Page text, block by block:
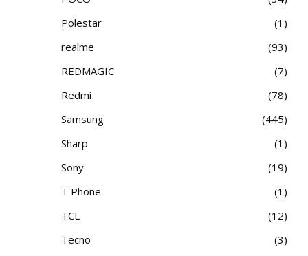
Polestar
1
realme
93
REDMAGIC
7
Redmi
78
Samsung
445
Sharp
1
Sony
19
T Phone
1
TCL
12
Tecno
3